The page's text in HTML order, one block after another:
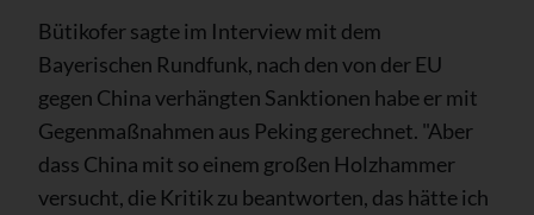
Bütikofer sagte im Interview mit dem
Bayerischen Rundfunk, nach den von der EU
gegen China verhängten Sanktionen habe er mit
Gegenmaßnahmen aus Peking gerechnet. "Aber
dass China mit so einem großen Holzhammer
versucht, die Kritik zu beantworten, das hätte ich